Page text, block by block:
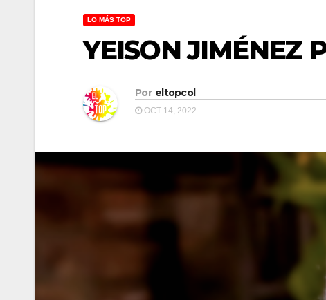
LO MÁS TOP
YEISON JIMÉNEZ
Por eltopcol
OCT 14, 2022